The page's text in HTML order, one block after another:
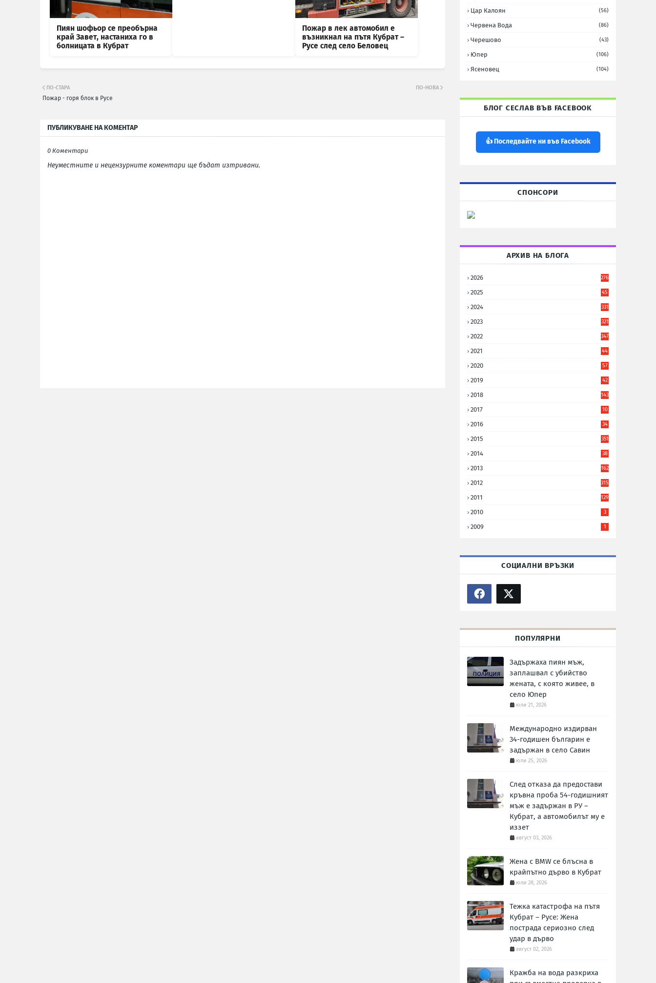
Пиян шофьор се преобърна
край Завет, настаниха го в
болницата в Кубрат
Пожар в лек автомобил е
възникнал на пътя Кубрат –
Русе след село Беловец
ПО-НОВА
ПО-СТАРА
Пожар - горя блок в Русе
ПУБЛИКУВАНЕ НА КОМЕНТАР
0 Коментари
Неуместните и нецензурните коментари ще бъдат изтривани.
Цар Калоян (56)
Червена Вода (86)
Черешово (43)
Юпер (106)
Ясеновец (104)
БЛОГ СЕСЛАВ ВЪВ FACEBOOK
👍 Последвайте ни във Facebook
СПОНСОРИ
АРХИВ НА БЛОГА
2026 276
2025
45
2024 331
2023 321
2022 347
2021
44
2020
57
2019
42
2018 143
2017
10
2016
34
2015 351
2014
38
2013 162
2012 315
2011 129
2010 3
2009 1
СОЦИАЛНИ ВРЪЗКИ
ПОПУЛЯРНИ
Задържаха пиян мъж,
заплашвал с убийство
жената, с която живее, в
село Юпер
юли 21, 2026
Международно издирван
34-годишен българин е
задържан в село Савин
юли 25, 2026
След отказа да предостави
кръвна проба 54-годишният
мъж е задържан в РУ –
Кубрат, а автомобилът му е
иззет
август 03, 2026
Жена с BMW се блъсна в
крайпътно дърво в Кубрат
юли 28, 2026
Тежка катастрофа на пътя
Кубрат – Русе: Жена
пострада сериозно след
удар в дърво
август 02, 2026
Кражба на вода разкриха